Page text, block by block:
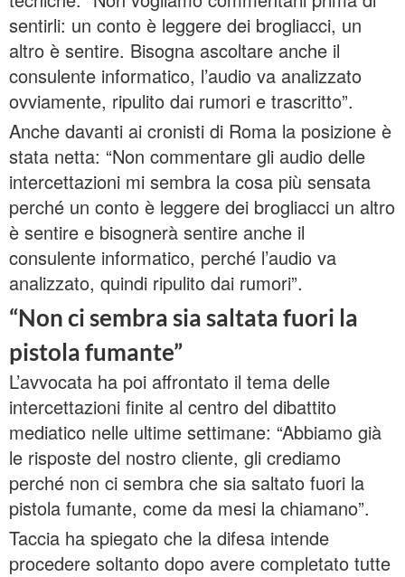
sentirli: un conto è leggere dei brogliacci, un
altro è sentire. Bisogna ascoltare anche il
consulente informatico, l’audio va analizzato
ovviamente, ripulito dai rumori e trascritto”.
Anche davanti ai cronisti di Roma la posizione è
stata netta: “Non commentare gli audio delle
intercettazioni mi sembra la cosa più sensata
perché un conto è leggere dei brogliacci un altro
è sentire e bisognerà sentire anche il
consulente informatico, perché l’audio va
analizzato, quindi ripulito dai rumori”.
“Non ci sembra sia saltata fuori la
pistola fumante”
L’avvocata ha poi affrontato il tema delle
intercettazioni finite al centro del dibattito
mediatico nelle ultime settimane: “Abbiamo già
le risposte del nostro cliente, gli crediamo
perché non ci sembra che sia saltato fuori la
pistola fumante, come da mesi la chiamano”.
Taccia ha spiegato che la difesa intende
procedere soltanto dopo avere completato tutte